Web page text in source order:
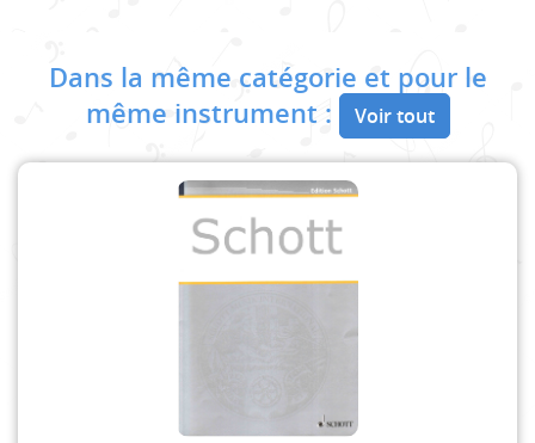
Dans la même catégorie et pour le
même instrument :
Voir tout